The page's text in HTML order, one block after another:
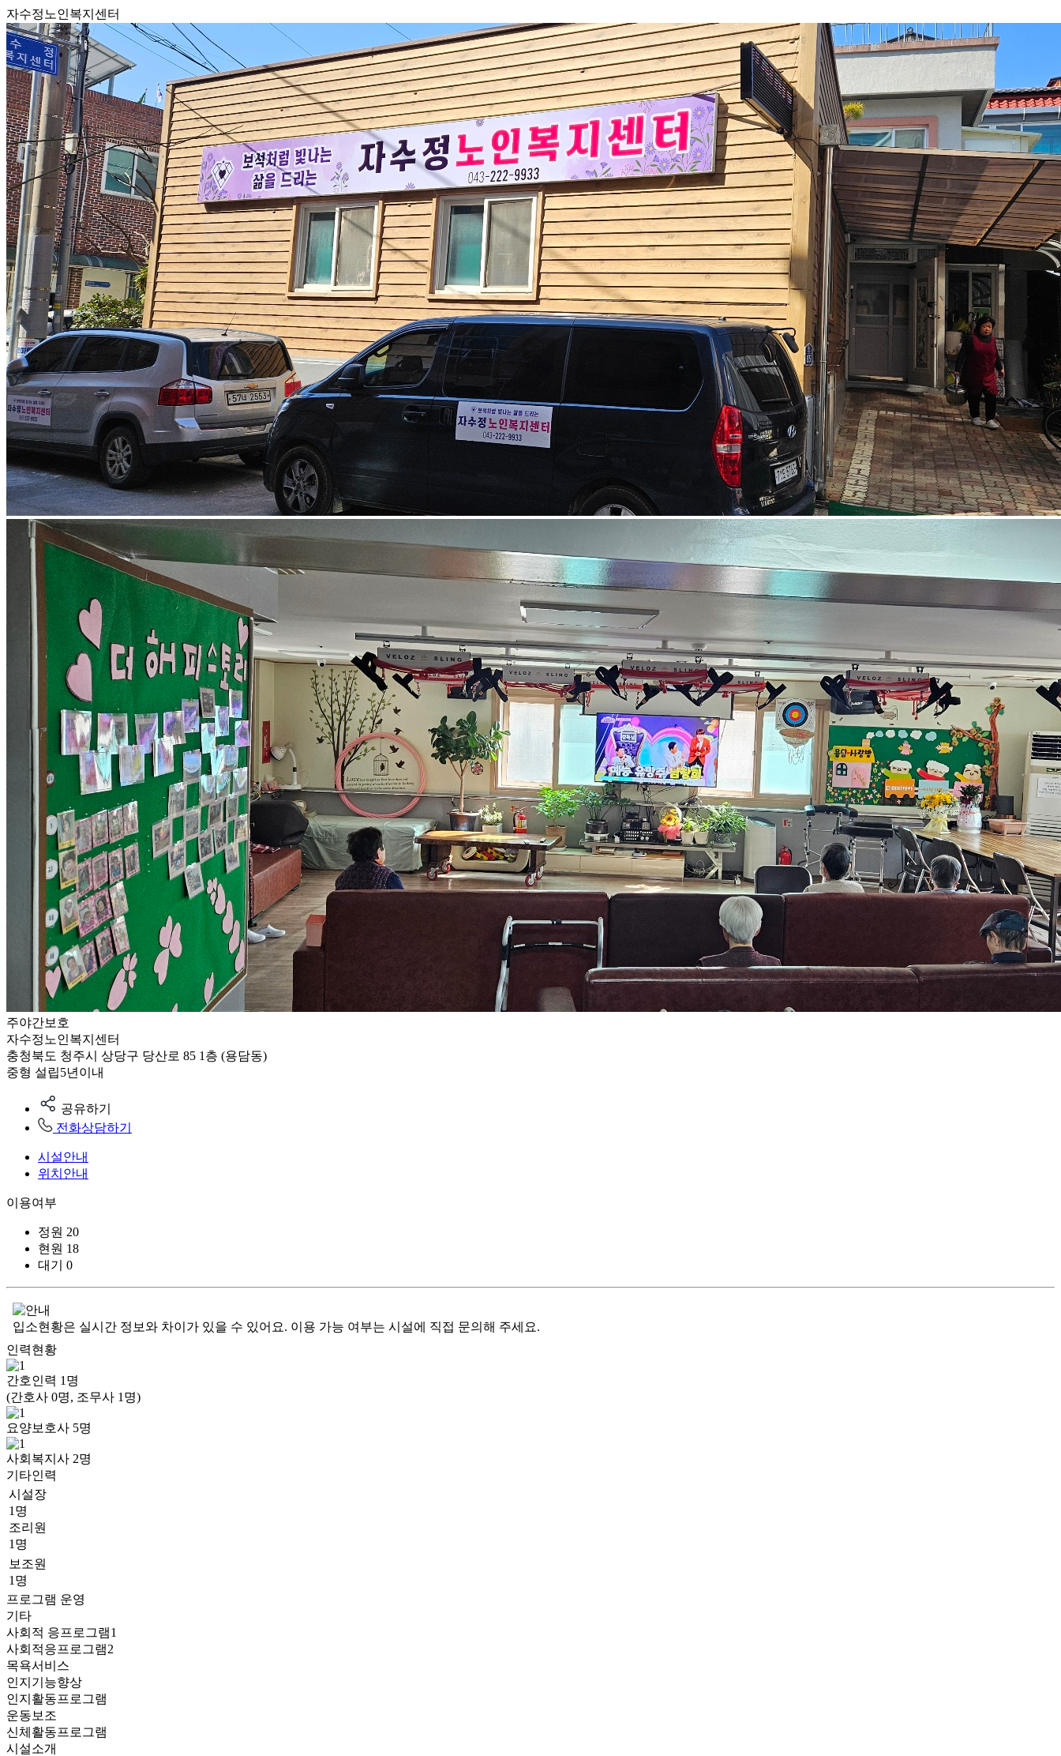
자수정노인복지센터
주야간보호
자수정노인복지센터
충청북도 청주시 상당구 당산로 85 1층 (용담동)
중형 설립5년이내
공유하기
전화상담하기
시설안내
위치안내
이용여부
정원 20
현원 18
대기
0
입소현황은 실시간 정보와 차이가 있을 수 있어요. 이용 가능 여부는 시설에 직접 문의해 주세요.
인력현황
간호인력 1 명
(간호사 0명, 조무사 1명)
요양보호사 5명
사회복지사 2명
기타인력
시설장
1명
조리원
1명
보조원
1명
프로그램 운영
기타
사회적 응프로그램1
사회적응프로그램2
목욕서비스
인지기능향상
인지활동프로그램
운동보조
신체활동프로그램
시설소개